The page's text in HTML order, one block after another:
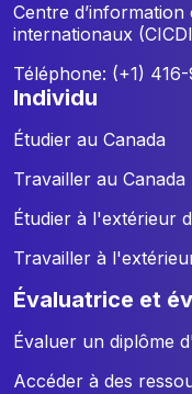
Centre
internationaux
Téléphone: (+1)
individu
Étudier au Canada
Travailler au Canada
Étudier à l'extérieur
Travailler à
évaluatrice et
Évaluer un diplôme
Accéder à des